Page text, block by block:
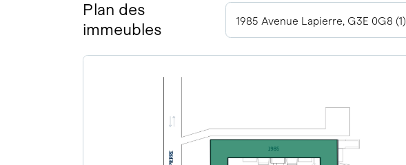
Plan des
immeubles
1985 Avenue Lapierre, G3E 0G8 (1)